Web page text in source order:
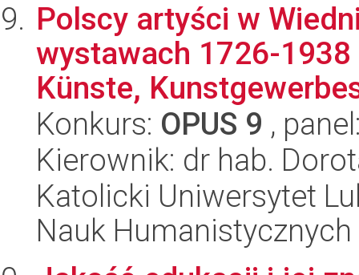
Polscy artyści w
wystawach 1726-
Künste,
Konkurs: OPUS 9 ,
Kierownik: dr hab.
Katolicki Uniwersytet
Nauk Humanistycznych